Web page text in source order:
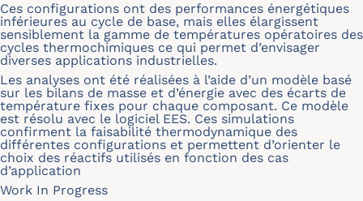
Ces configurations ont des performances énergétiques
inférieures au cycle de base, mais elles élargissent
sensiblement la gamme de températures opératoires des
cycles thermochimiques ce qui permet d’envisager
diverses applications industrielles.
Les analyses ont été réalisées à l’aide d’un modèle basé
sur les bilans de masse et d’énergie avec des écarts de
température fixes pour chaque composant. Ce modèle
est résolu avec le logiciel EES. Ces simulations
confirment la faisabilité thermodynamique des
différentes configurations et permettent d’orienter le
choix des réactifs utilisés en fonction des cas
d’application
Work In Progress